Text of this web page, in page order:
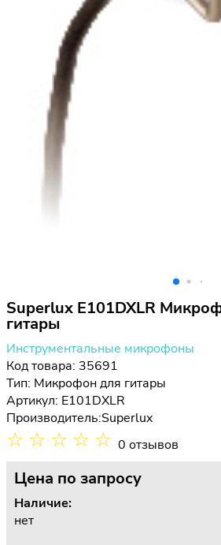
Superlux E101DXLR
гитары
Инструментальные микрофоны
Код товара: 35691
Тип: Микрофон для гитары
Артикул: E101DXLR
Производитель:Superlux
☆ ☆ ☆ ☆ ☆ 0 отзывов
Цена по запросу
Наличие:
нет